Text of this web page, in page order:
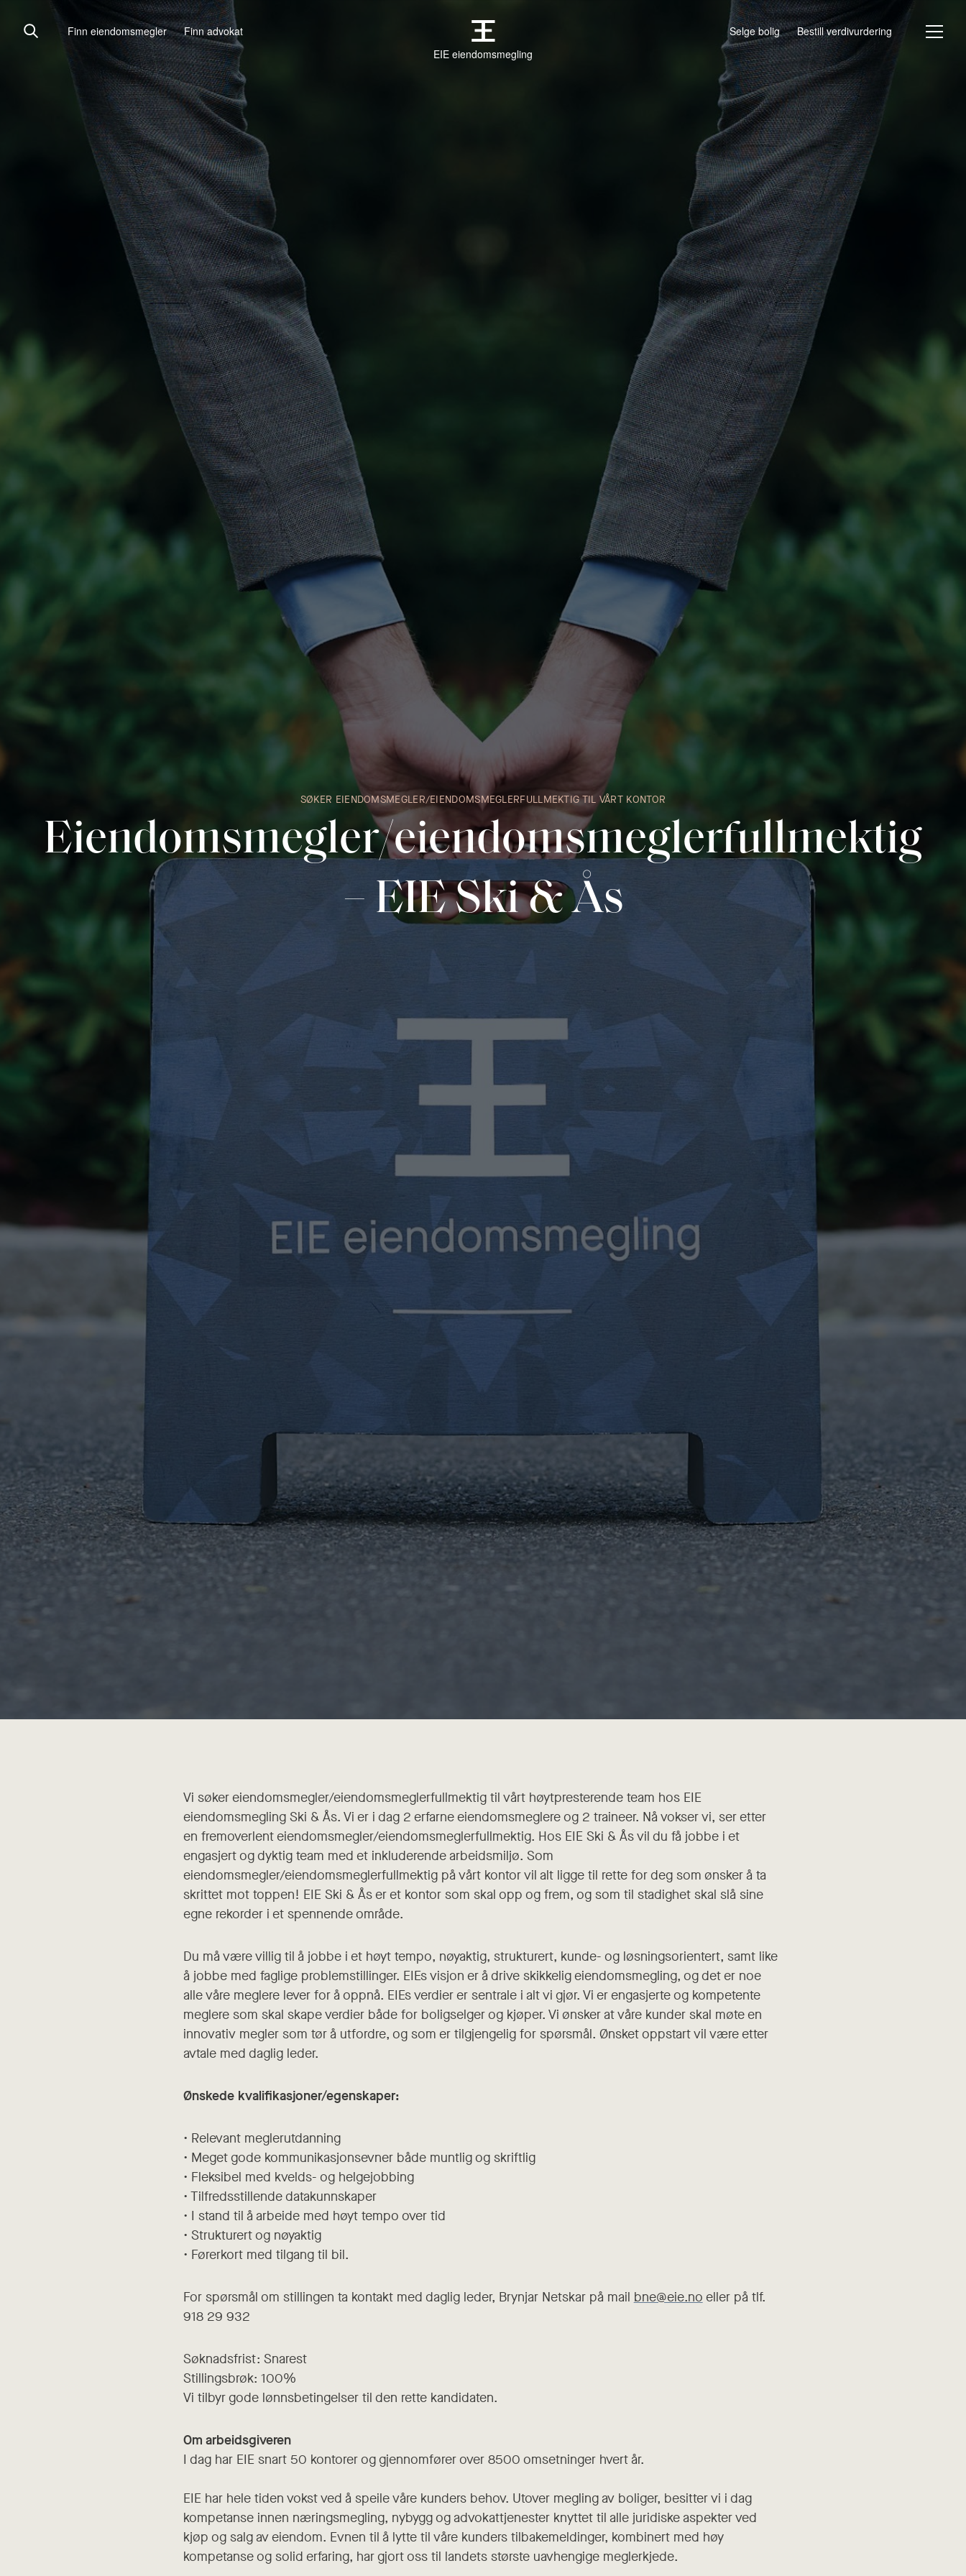
Finn eiendomsmegler
Finn advokat
EIE eiendomsmegling
Selge bolig Bestill verdivurdering
SØKER EIENDOMSMEGLER/EIENDOMSMEGLERFULLMEKTIG TIL VÅRT KONTOR
Eiendomsmegler/eiendomsmeglerfullmektig
– EIE Ski & Ås
Vi søker eiendomsmegler/eiendomsmeglerfullmektig til vårt høytpresterende team hos EIE
eiendomsmegling Ski & Ås. Vi er i dag 2 erfarne eiendomsmeglere og 2 traineer. Nå vokser vi, ser etter
en fremoverlent eiendomsmegler/eiendomsmeglerfullmektig. Hos EIE Ski & Ås vil du få jobbe i et
engasjert og dyktig team med et inkluderende arbeidsmiljø. Som
eiendomsmegler/eiendomsmeglerfullmektig på vårt kontor vil alt ligge til rette for deg som ønsker å ta
skrittet mot toppen! EIE Ski & Ås er et kontor som skal opp og frem, og som til stadighet skal slå sine
egne rekorder i et spennende område.
Du må være villig til å jobbe i et høyt tempo, nøyaktig, strukturert, kunde- og løsningsorientert, samt like
å jobbe med faglige problemstillinger. EIEs visjon er å drive skikkelig eiendomsmegling, og det er noe
alle våre meglere lever for å oppnå. EIEs verdier er sentrale i alt vi gjør. Vi er engasjerte og kompetente
meglere som skal skape verdier både for boligselger og kjøper. Vi ønsker at våre kunder skal møte en
innovativ megler som tør å utfordre, og som er tilgjengelig for spørsmål. Ønsket oppstart vil være etter
avtale med daglig leder.
Ønskede kvalifikasjoner/egenskaper:
• Relevant meglerutdanning
• Meget gode kommunikasjonsevner både muntlig og skriftlig
• Fleksibel med kvelds- og helgejobbing
• Tilfredsstillende datakunnskaper
• I stand til å arbeide med høyt tempo over tid
• Strukturert og nøyaktig
• Førerkort med tilgang til bil.
For spørsmål om stillingen ta kontakt med daglig leder, Brynjar Netskar på mail bne@eie.no eller på tlf.
918 29 932
Søknadsfrist: Snarest
Stillingsbrøk: 100%
Vi tilbyr gode lønnsbetingelser til den rette kandidaten.
Om arbeidsgiveren
I dag har EIE snart 50 kontorer og gjennomfører over 8500 omsetninger hvert år.
EIE har hele tiden vokst ved å speile våre kunders behov. Utover megling av boliger, besitter vi i dag
kompetanse innen næringsmegling, nybygg og advokattjenester knyttet til alle juridiske aspekter ved
kjøp og salg av eiendom. Evnen til å lytte til våre kunders tilbakemeldinger, kombinert med høy
kompetanse og solid erfaring, har gjort oss til landets største uavhengige meglerkjede.